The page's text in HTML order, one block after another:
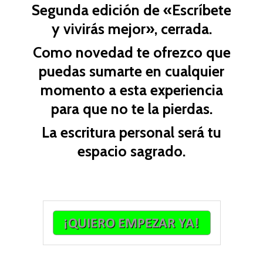
Segunda edición de «Escríbete
y vivirás mejor», cerrada.
Como novedad te ofrezco que
puedas sumarte en cualquier
momento a esta experiencia
para que no te la pierdas.
La escritura personal será tu
espacio sagrado.